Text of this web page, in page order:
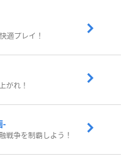
適プレイ！
がれ！
-
戦争を制覇しよう！